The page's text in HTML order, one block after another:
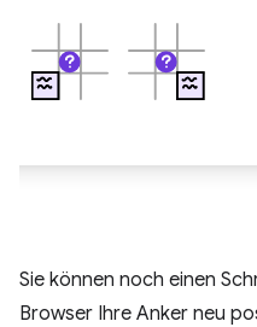
Sie können noch einen
Browser Ihre Anker neu